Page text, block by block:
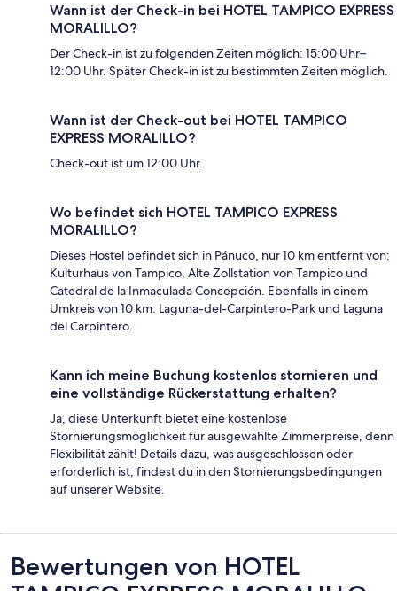
Wann ist der Check-in bei HOTEL TAMPICO EXPRESS
MORALILLO?
Der Check-in ist zu folgenden Zeiten möglich: 15:00 Uhr–
12:00 Uhr. Später Check-in ist zu bestimmten Zeiten möglich.
Wann ist der Check-out bei HOTEL TAMPICO
EXPRESS MORALILLO?
Check-out ist um 12:00 Uhr.
Wo befindet sich HOTEL TAMPICO EXPRESS
MORALILLO?
Dieses Hostel befindet sich in Pánuco, nur 10 km entfernt von:
Kulturhaus von Tampico, Alte Zollstation von Tampico und
Catedral de la Inmaculada Concepción. Ebenfalls in einem
Umkreis von 10 km: Laguna-del-Carpintero-Park und Laguna
del Carpintero.
Kann ich meine Buchung kostenlos stornieren und
eine vollständige Rückerstattung erhalten?
Ja, diese Unterkunft bietet eine kostenlose
Stornierungsmöglichkeit für ausgewählte Zimmerpreise, denn
Flexibilität zählt! Details dazu, was ausgeschlossen oder
erforderlich ist, findest du in den Stornierungsbedingungen
auf unserer Website.
Bewertungen
Bewertungen von HOTEL